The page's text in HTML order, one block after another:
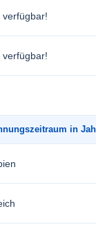
verfügbar!
verfügbar!
in